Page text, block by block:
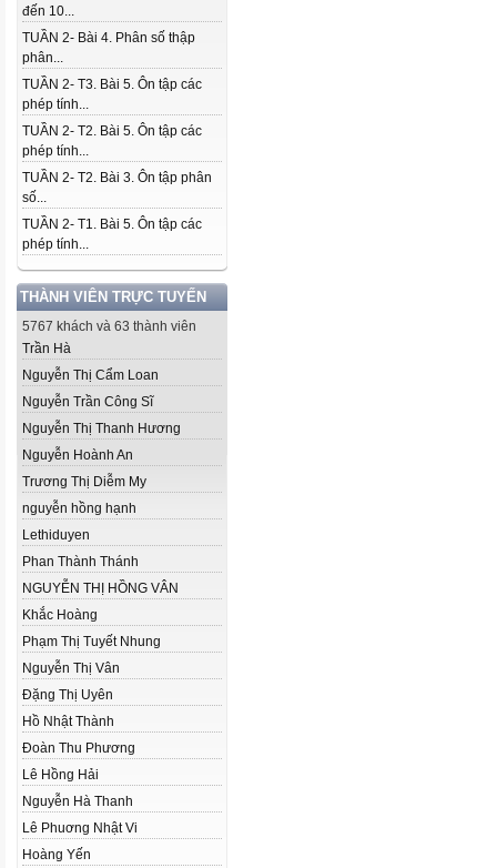
đến 10...
TUẦN 2- Bài 4. Phân số thập
phân...
TUẦN 2- T3. Bài 5. Ôn tập các
phép tính...
TUẦN 2- T2. Bài 5. Ôn tập các
phép tính...
TUẦN 2- T2. Bài 3. Ôn tập phân
số...
TUẦN 2- T1. Bài 5. Ôn tập các
phép tính...
THÀNH VIÊN TRỰC TUYẾN
5767 khách và 63 thành viên
Trần Hà
Nguyễn Thị Cẩm Loan
Nguyễn Trần Công Sĩ
Nguyễn Thị Thanh Hương
Nguyễn Hoành An
Trương Thị Diễm My
nguyễn hồng hạnh
Lethiduyen
Phan Thành Thánh
NGUYỄN THỊ HỒNG VÂN
Khắc Hoàng
Phạm Thị Tuyết Nhung
Nguyễn Thị Vân
Đặng Thị Uyên
Hồ Nhật Thành
Đoàn Thu Phương
Lê Hồng Hải
Nguyễn Hà Thanh
Lê Phuơng Nhật Vi
Hoàng Yến